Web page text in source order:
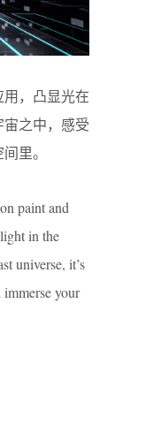
，凸显光在
之中，感受
里。
paint and
in the
universe, it’s
your